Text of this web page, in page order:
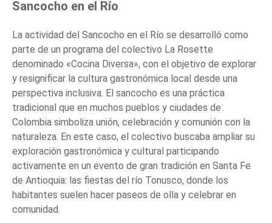
Sancocho en el Río
La actividad del Sancocho en el Río se desarrolló como
parte de un programa del colectivo La Rosette
denominado «Cocina Diversa», con el objetivo de explorar
y resignificar la cultura gastronómica local desde una
perspectiva inclusiva. El sancocho es una práctica
tradicional que en muchos pueblos y ciudades de
Colombia simboliza unión, celebración y comunión con la
naturaleza. En este caso, el colectivo buscaba ampliar su
exploración gastronómica y cultural participando
activamente en un evento de gran tradición en Santa Fe
de Antioquia: las fiestas del río Tonusco, donde los
habitantes suelen hacer paseos de olla y celebrar en
comunidad.